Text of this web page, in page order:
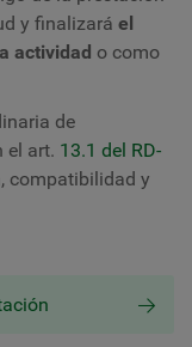
y finalizará el
actividad o como
de
el art. 13.1 del RD-
compatibilidad y